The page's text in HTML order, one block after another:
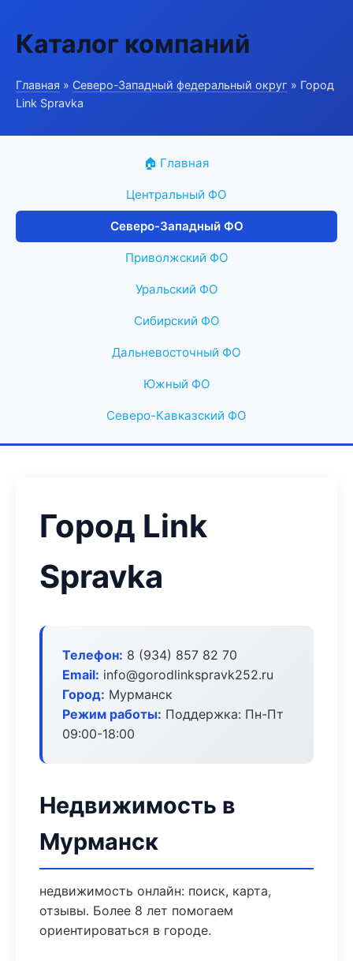
Каталог компаний
Главная » Северо-Западный федеральный округ » Город
Link Spravka
🏠 Главная
Центральный ФО
Северо-Западный ФО
Приволжский ФО
Уральский ФО
Сибирский ФО
Дальневосточный ФО
Южный ФО
Северо-Кавказский ФО
Город Link
Spravka
Телефон: 8 (934) 857 82 70
Email: info@gorodlinkspravk252.ru
Город: Мурманск
Режим работы: Поддержка: Пн-Пт
09:00-18:00
Недвижимость в
Мурманск
недвижимость онлайн: поиск, карта,
отзывы. Более 8 лет помогаем
ориентироваться в городе.